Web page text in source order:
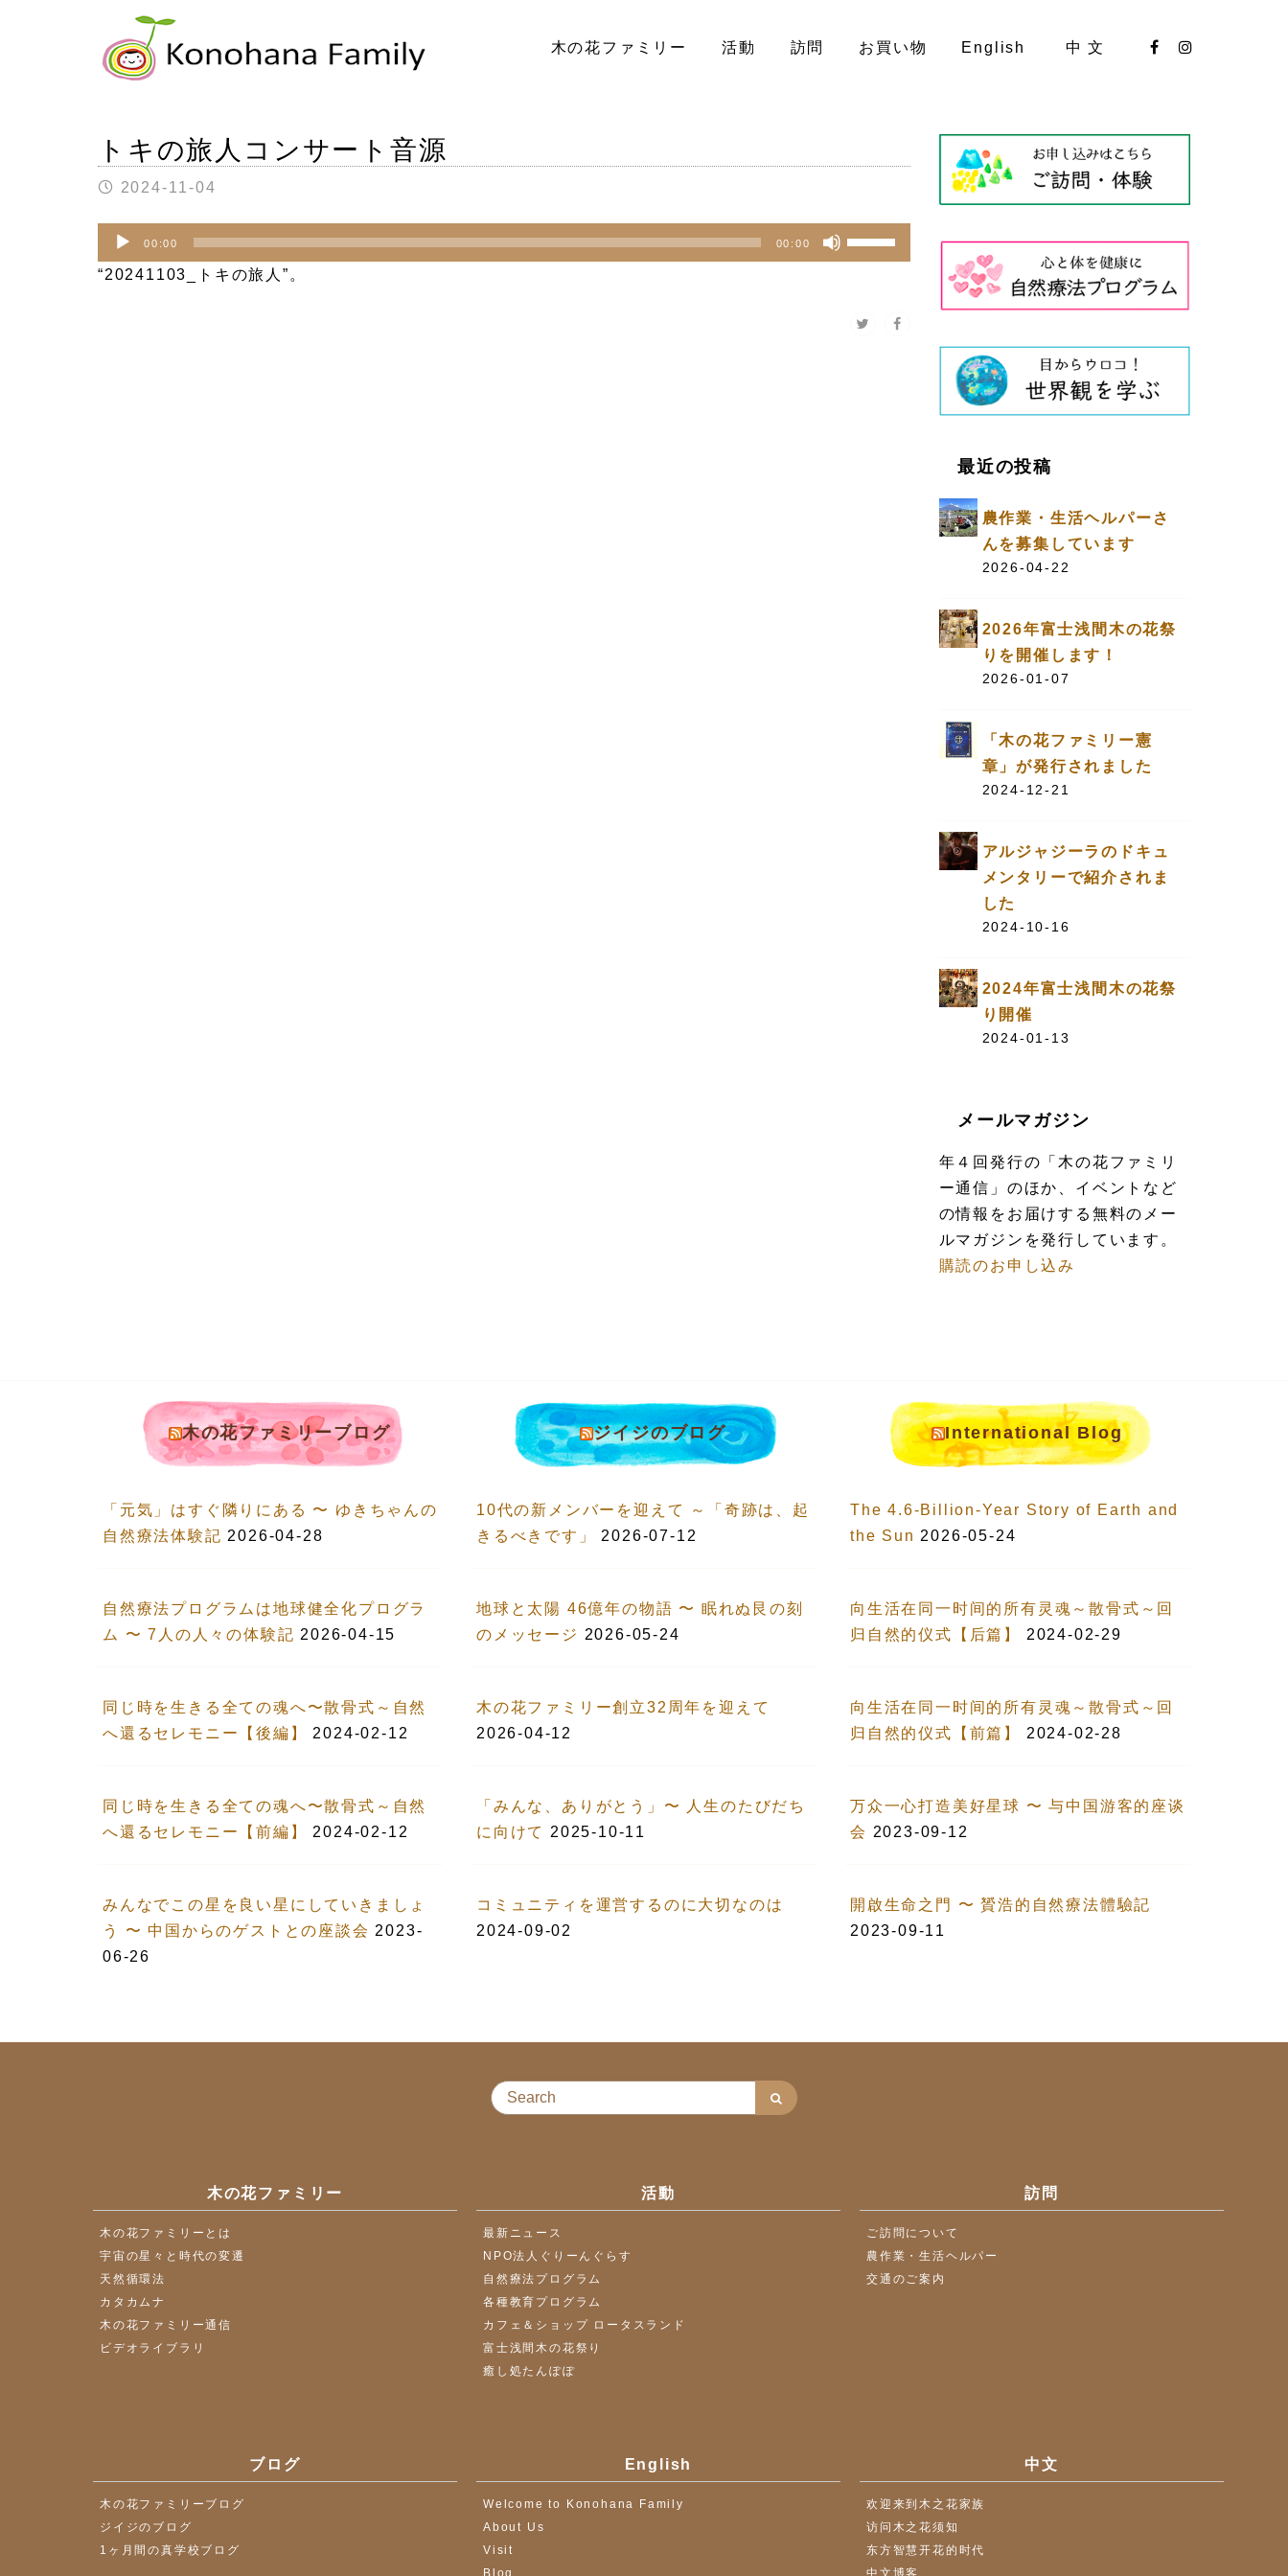
木の花ファミリー 活動 訪問 お買い物 English 中 文
トキの旅人コンサート音源
2024-11-04
声
00:00 00:00
ボ
リ
“20241103_トキの旅人”。
最近の投稿
農作業・生活ヘルパーさ
んを募集しています
2026-04-22
2026年富士浅間木の花祭
りを開催します！
2026-01-07
「木の花ファミリー憲
章」が発行されました
2024-12-21
アルジャジーラのドキュ
メンタリーで紹介されま
した
2024-10-16
2024年富士浅間木の花祭
り開催
2024-01-13
メールマガジン
年４回発行の「木の花ファミリ
ー通信」のほか、イベントなど
の情報をお届けする無料のメー
ルマガジンを発行しています。
購読のお申し込み
木の花ファミリーブログ
「元気」はすぐ隣りにある 〜 ゆきちゃんの
自然療法体験記 2026-04-28
自然療法プログラムは地球健全化プログラ
ム 〜 7人の人々の体験記 2026-04-15
同じ時を生きる全ての魂へ〜散骨式～自然
へ還るセレモニー【後編】
2024-02-12
同じ時を生きる全ての魂へ〜散骨式～自然
へ還るセレモニー【前編】
2024-02-12
みんなでこの星を良い星にしていきましょ
う 〜 中国からのゲストとの座談会 2023-
06-26
ジイジのブログ
10代の新メンバーを迎えて ～「奇跡は、起
きるべきです」
2026-07-12
地球と太陽 46億年の物語 〜 眠れぬ艮の刻
のメッセージ 2026-05-24
木の花ファミリー創立32周年を迎えて
2026-04-12
「みんな、ありがとう」〜 人生のたびだち
に向けて
2025-10-11
コミュニティを運営するのに大切なのは
2024-09-02
International Blog
The 4.6-Billion-Year Story of Earth and
the Sun 2026-05-24
向生活在同一时间的所有灵魂～散骨式～回
归自然的仪式【后篇】
2024-02-29
向生活在同一时间的所有灵魂～散骨式～回
归自然的仪式【前篇】
2024-02-28
万众一心打造美好星球 〜 与中国游客的座谈
会 2023-09-12
開啟生命之門 〜 贇浩的自然療法體驗記
2023-09-11
木の花ファミリー
木の花ファミリーとは
宇宙の星々と時代の変遷
天然循環法
カタカムナ
木の花ファミリー通信
ビデオライブラリ
活動
最新ニュース
NPO法人ぐりーんぐらす
自然療法プログラム
各種教育プログラム
カフェ＆ショップ ロータスランド
富士浅間木の花祭り
癒し処たんぽぽ
訪問
ご訪問について
農作業・生活ヘルパー
交通のご案内
ブログ
木の花ファミリーブログ
ジイジのブログ
1ヶ月間の真学校ブログ
English
Welcome to Konohana Family
About Us
Visit
Blog
中文
欢迎来到木之花家族
访问木之花须知
东方智慧开花的时代
中文博客